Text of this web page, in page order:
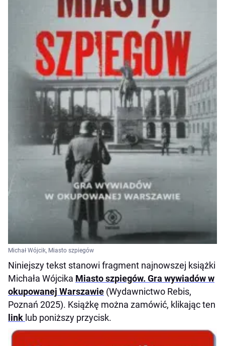
Michał Wójcik, Miasto szpiegów
Niniejszy tekst stanowi fragment najnowszej książki
Michała Wójcika Miasto szpiegów. Gra wywiadów w
okupowanej Warszawie (Wydawnictwo Rebis,
Poznań 2025). Książkę można zamówić, klikając ten
link lub poniższy przycisk.